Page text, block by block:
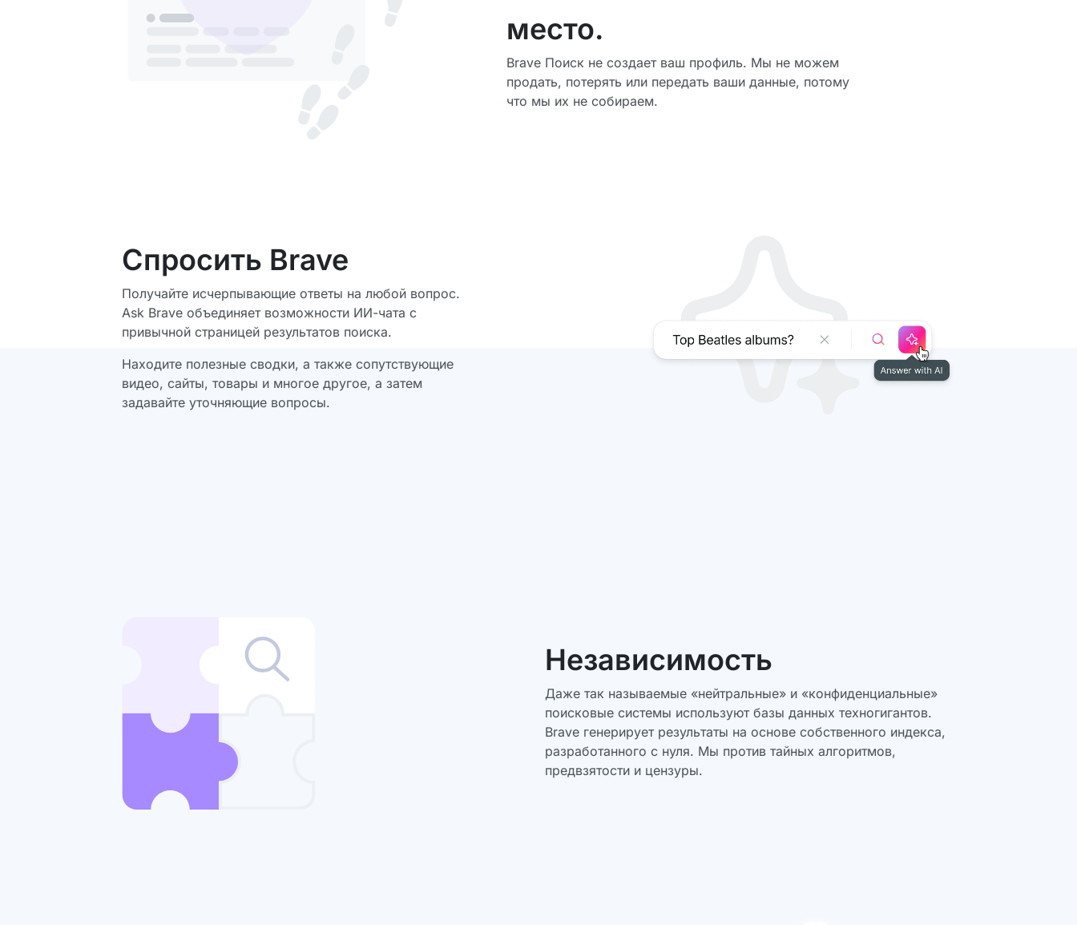
место.
Brave Поиск не создает ваш профиль. Мы не можем
продать, потерять или передать ваши данные, потому
что мы их не собираем.
Спросить Brave
Получайте исчерпывающие ответы на любой вопрос.
Ask Brave объединяет возможности ИИ-чата с
привычной страницей результатов поиска.
Находите полезные сводки, а также сопутствующие
видео, сайты, товары и многое другое, а затем
задавайте уточняющие вопросы.
Независимость
Даже так называемые «нейтральные» и «конфиденциальные»
поисковые системы используют базы данных техногигантов.
Brave генерирует результаты на основе собственного индекса,
разработанного с нуля. Мы против тайных алгоритмов,
предвзятости и цензуры.